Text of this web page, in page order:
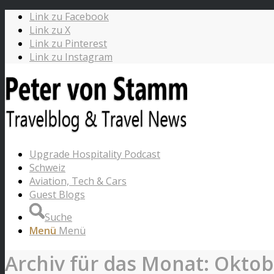
Link zu Facebook
Link zu X
Link zu Pinterest
Link zu Instagram
Upgrade Hospitality Podcast
Schweiz
Aviation, Tech & Cars
Guest Blogs
Suche
Menü Menü
Archiv für das Monat: